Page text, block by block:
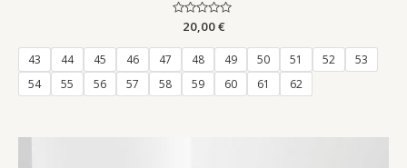
Rated
out
20,00€
43 44 45 46 47 48 49 50 51 52
53
54
55 56 57 58 59 60 61 62